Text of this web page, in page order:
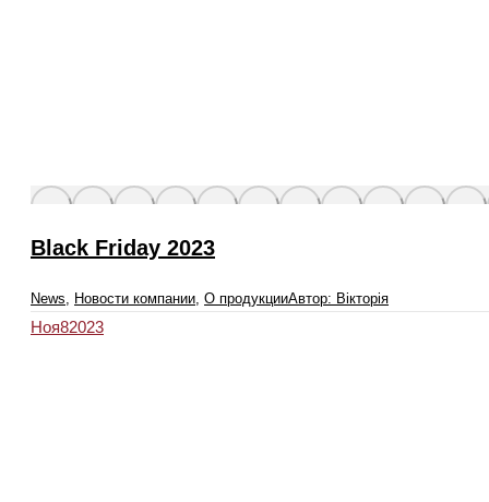
Black Friday 2023
News, Новости компании, О продукцииАвтор: Вікторія
Ноя82023